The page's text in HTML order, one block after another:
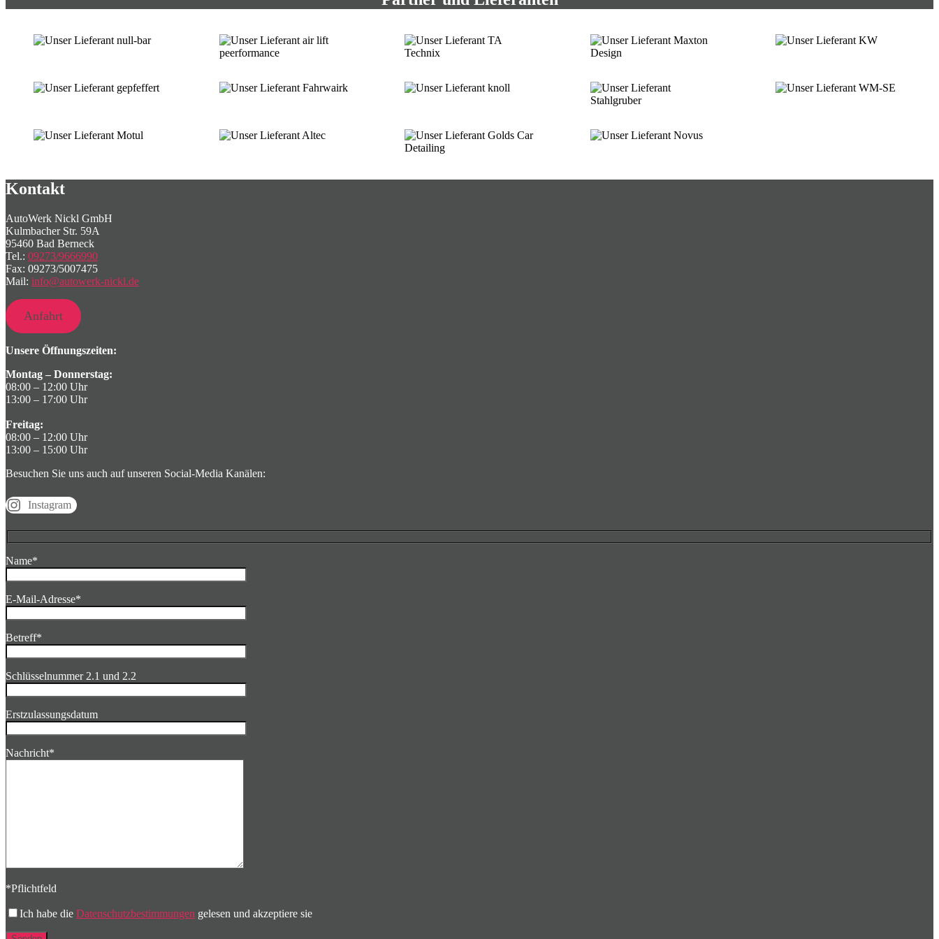
Kontakt
AutoWerk Nickl GmbH
Kulmbacher Str. 59A
95460 Bad Berneck
Tel.: 09273/9666990
Fax: 09273/5007475
Mail: info@autowerk-nickl.de
Anfahrt
Unsere Öffnungszeiten:
Montag – Donnerstag:
08:00 – 12:00 Uhr
13:00 – 17:00 Uhr
Freitag:
08:00 – 12:00 Uhr
13:00 – 15:00 Uhr
Besuchen Sie uns auch auf unseren Social-Media Kanälen:
Instagram
Name*
E-Mail-Adresse*
Betreff*
Schlüsselnummer 2.1 und 2.2
Erstzulassungsdatum
Nachricht*
*Pflichtfeld
Ich habe die Datenschutzbestimmungen gelesen und akzeptiere sie